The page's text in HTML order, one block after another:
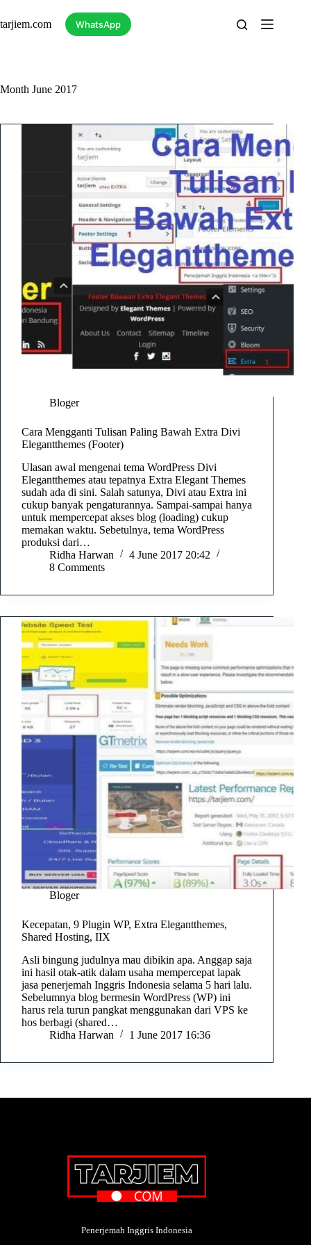
content
tarjiem.com WhatsApp
Month June 2017
Bloger
Cara Mengganti Tulisan Paling Bawah Extra Divi
Elegantthemes (Footer)
Ulasan awal mengenai tema WordPress Divi
Elegantthemes atau tepatnya Extra Elegant Themes
sudah ada di sini. Salah satunya, Divi atau Extra ini
cukup banyak pengaturannya. Sampai-sampai hanya
untuk mempercepat akses blog (loading) cukup
memakan waktu. Sebetulnya, tema WordPress
produksi dari…
Ridha Harwan
4 June 2017 20:42
8 Comments
Bloger
Kecepatan, 9 Plugin WP, Extra Elegantthemes,
Shared Hosting, IIX
Asli bingung judulnya mau dibikin apa. Anggap saja
ini hasil otak-atik dalam usaha mempercepat lapak
jasa penerjemah Inggris Indonesia selama 5 hari lalu.
Sebelumnya blog bermesin WordPress (WP) ini
harus rela turun pangkat menggunakan dari VPS ke
hos berbagi (shared…
Ridha Harwan
1 June 2017 16:36
Penerjemah Inggris Indonesia